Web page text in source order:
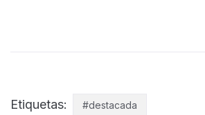
Etiquetas: #destacada